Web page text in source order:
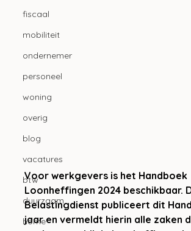
fiscaal
mobiliteit
ondernemer
personeel
woning
overig
blog
vacatures
btw
duurzaam
home
Voor werkgevers is het Handboek
Loonheffingen 2024 beschikbaar.
Belastingdienst publiceert dit
jaar en vermeldt hierin alle zaken